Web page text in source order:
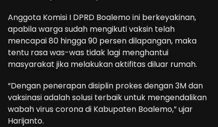
Anggota Komisi I DPRD Boalemo ini berkeyakinan,
apabila warga sudah mengikuti vaksin telah
mencapai 80 hingga 90 persen dilapangan, maka
tentu rasa was-was tidak lagi menghantui
masyarakat jika melakukan aktifitas diluar rumah.
“Dengan penerapan disiplin prokes dengan 3M dan
vaksinasi adalah solusi terbaik untuk mengendalikan
wabah virus corona di Kabupaten Boalemo,” ujar
Harijanto.